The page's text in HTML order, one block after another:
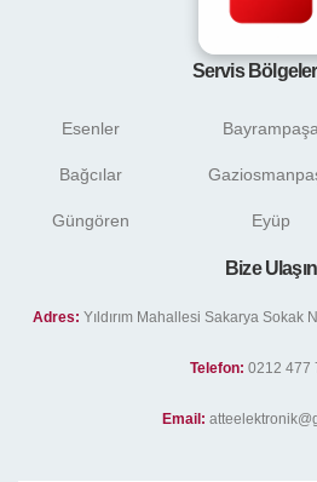
Servis
Esenler
Bağcılar
Güngören
Bayrampaşa
Eyüp
Bize Ulaşın
Adres: Yıldırım Mahallesi Sakarya Sokak
Telefon: 0212 477
Email: